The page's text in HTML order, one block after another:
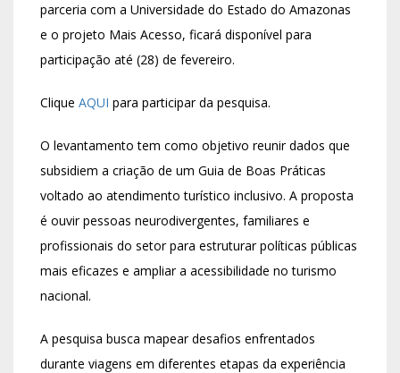
parceria com a Universidade do Estado do Amazonas
e o projeto Mais Acesso, ficará disponível para
participação até (28) de fevereiro.
Clique AQUI para participar da pesquisa.
O levantamento tem como objetivo reunir dados que
subsidiem a criação de um Guia de Boas Práticas
voltado ao atendimento turístico inclusivo. A proposta
é ouvir pessoas neurodivergentes, familiares e
profissionais do setor para estruturar políticas públicas
mais eficazes e ampliar a acessibilidade no turismo
nacional.
A pesquisa busca mapear desafios enfrentados
durante viagens em diferentes etapas da experiência